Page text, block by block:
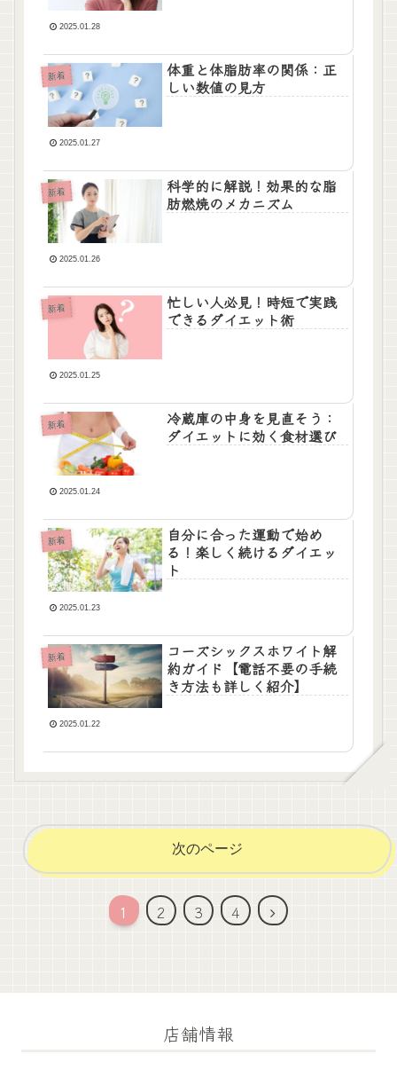
2025.01.28
新着
体重と体脂肪率の関係：正
しい数値の見方
2025.01.27
新着
科学的に解説！効果的な脂
肪燃焼のメカニズム
2025.01.26
新着
忙しい人必見！時短で実践
できるダイエット術
2025.01.25
新着
冷蔵庫の中身を見直そう：
ダイエットに効く食材選び
2025.01.24
新着
自分に合った運動で始め
る！楽しく続けるダイエッ
ト
2025.01.23
新着
コーズシックスホワイト解
約ガイド【電話不要の手続
き方法も詳しく紹介】
2025.01.22
次のページ
1 2 3 4
次
店舗情報